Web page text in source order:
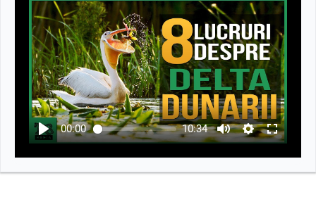
00:00 10:34